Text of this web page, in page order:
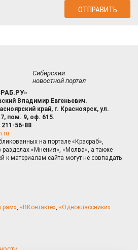
Сибирский
новостной портал
Владимир Евгеньевич.
край, г. Красноярск, ул.
пом. 9, оф. 615.
211-56-88
на портале «Красраб»,
«Мнения», «Молва», а также
к материалам сайта могут не совпадать
, «ВКонтакте», «Одноклассники»